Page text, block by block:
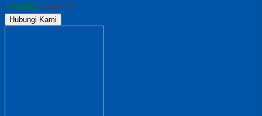
Tersedia / kode 43
Hubungi Kami